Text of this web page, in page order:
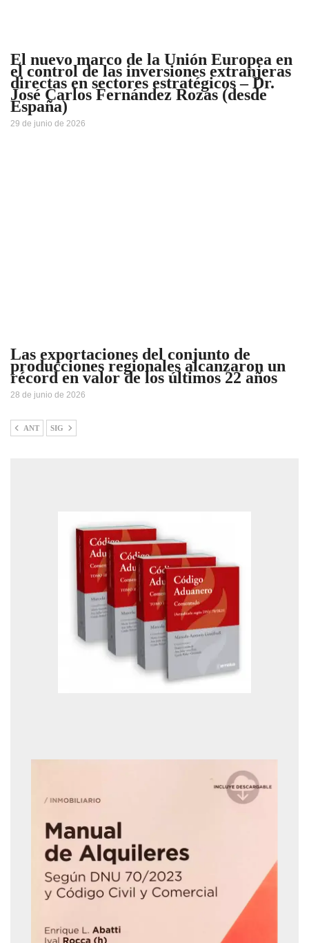
El nuevo marco de la Unión Europea en
el control de las inversiones extranjeras
directas en sectores estratégicos – Dr.
José Carlos Fernández Rozas (desde
España)
29 de junio de 2026
Las exportaciones del conjunto de
producciones regionales alcanzaron un
récord en valor de los últimos 22 años
28 de junio de 2026
ANT SIG